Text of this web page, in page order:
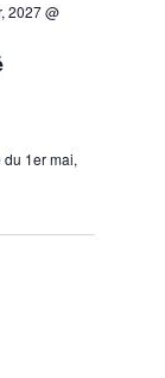
2027 @
du 1er mai,